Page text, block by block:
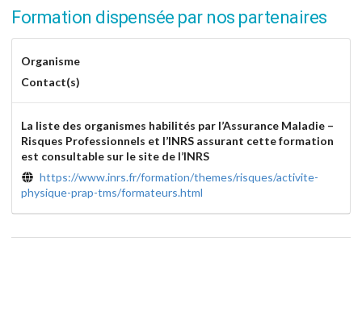
Formation dispensée par nos partenaires
Organisme
Contact(s)
La liste des organismes habilités par l’Assurance Maladie –
Risques Professionnels et l’INRS assurant cette formation
est consultable sur le site de l’INRS
https://www.inrs.fr/formation/themes/risques/activite-
physique-prap-tms/formateurs.html